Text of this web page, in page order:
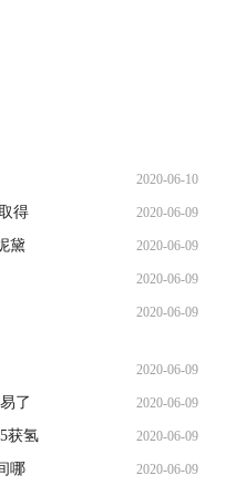
2020-06-10
得 2020-06-09
黛 2020-06-09
2020-06-09
2020-06-09
2020-06-09
了 2020-06-09
获氢 2020-06-09
哪 2020-06-09